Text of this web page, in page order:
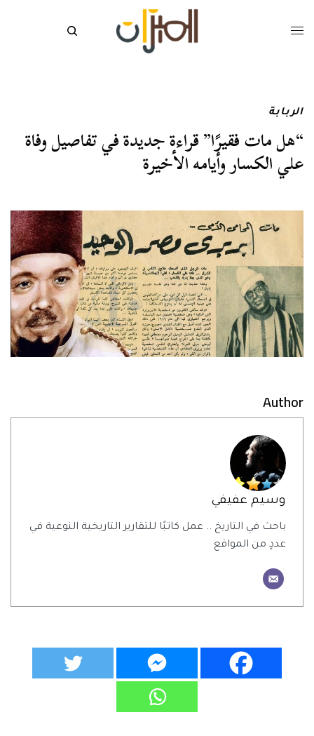
الربابة
“هل مات فقيرًا” قراءة جديدة في تفاصيل وفاة
علي الكسار وأيامه الأخيرة
Author
وسيم عفيفي
باحث في التاريخ .. عمل كاتبًا للتقارير التاريخية النوعية في
عددٍ من المواقع